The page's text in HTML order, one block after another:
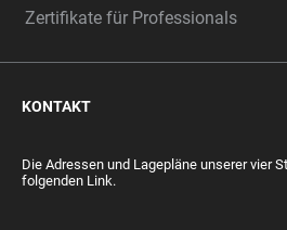
Zertifikate für Professionals
KONTAKT
Die Adressen und Lagepläne unserer vier
folgenden Link.